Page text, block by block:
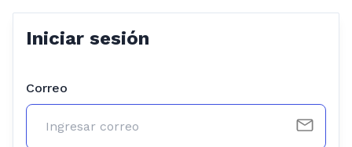
Iniciar sesión
Correo